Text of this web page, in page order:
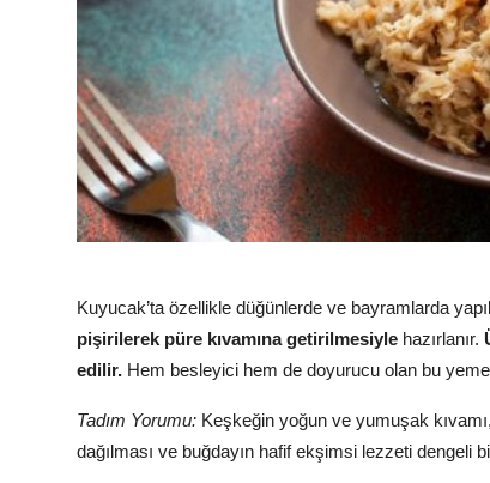
Kuyucak’ta özellikle düğünlerde ve bayramlarda
pişirilerek püre kıvamına getirilmesiyle hazırlanır.
edilir. Hem besleyici hem de doyurucu olan bu
Tadım Yorumu: Keşkeğin yoğun ve yumuşak
dağılması ve buğdayın hafif ekşimsi lezzeti dengeli